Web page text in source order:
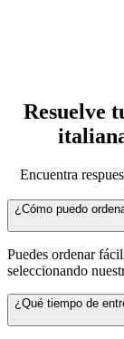
Resuelve
Encuentra
¿Cómo puedo
Puedes ordenar
seleccionando
¿Qué tiempo de